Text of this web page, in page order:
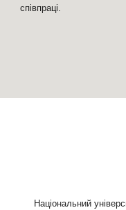
співпраці.
Національний